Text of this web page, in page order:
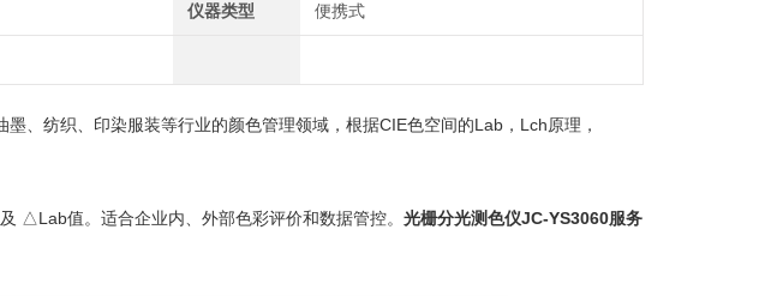
仪器类型 便携式
、纺织、印染服装等行业的颜色管理领域，根据CIE色空间的Lab，Lch原理，
△Lab值。适合企业内、外部色彩评价和数据管控。 光栅分光测色仪JC-YS3060服务